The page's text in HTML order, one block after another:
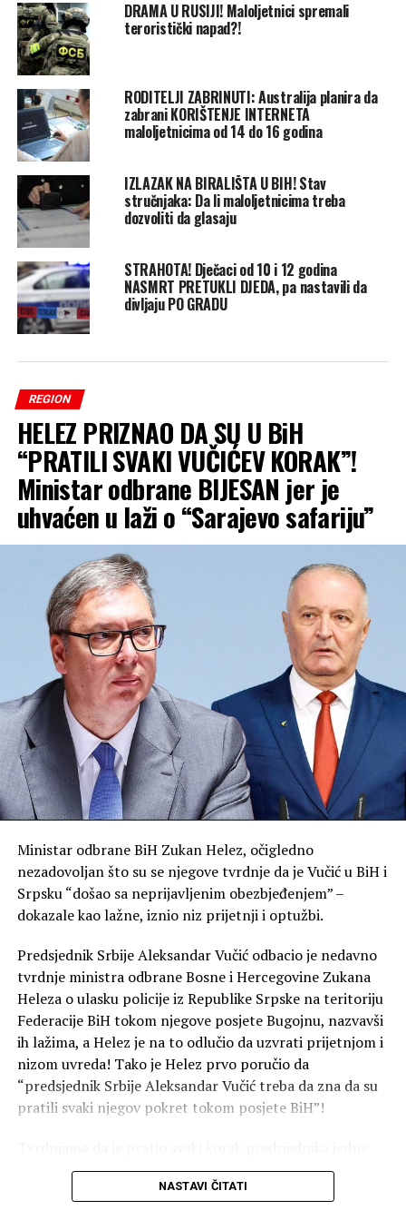
DRAMA U RUSIJI! Maloljetnici spremali
teroristički napad?!
RODITELJI ZABRINUTI: Australija planira da
zabrani KORIŠTENJE INTERNETA
maloljetnicima od 14 do 16 godina
IZLAZAK NA BIRALIŠTA U BIH! Stav
stručnjaka: Da li maloljetnicima treba
dozvoliti da glasaju
STRAHOTA! Dječaci od 10 i 12 godina
NASMRT PRETUKLI DJEDA, pa nastavili da
divljaju PO GRADU
REGION
HELEZ PRIZNAO DA SU U BiH
“PRATILI SVAKI VUČIĆEV KORAK”!
Ministar odbrane BIJESAN jer je
uhvaćen u laži o “Sarajevo safariju”
Ministar odbrane BiH Zukan Helez, očigledno
nezadovoljan što su se njegove tvrdnje da je Vučić u BiH i
Srpsku “došao sa neprijavljenim obezbjeđenjem” –
dokazale kao lažne, iznio niz prijetnji i optužbi.
Predsjednik Srbije Aleksandar Vučić odbacio je nedavno
tvrdnje ministra odbrane Bosne i Hercegovine Zukana
Heleza o ulasku policije iz Republike Srpske na teritoriju
Federacije BiH tokom njegove posjete Bugojnu, nazvavši
ih lažima, a Helez je na to odlučio da uzvrati prijetnjom i
nizom uvreda! Tako je Helez prvo poručio da
“predsjednik Srbije Aleksandar Vučić treba da zna da su
pratili svaki njegov pokret tokom posjete BiH”!
suverene države, a koji se nalazio u uredno prijavljenoj
posjeti susjednoj zemlji, i koji se, usput budi rečeno, nije
NASTAVI ČITATI